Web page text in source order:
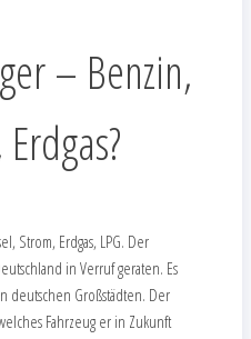
– Benzin,
Strom, Erdgas, LPG. Der
in Verruf geraten. Es
deutschen Großstädten. Der
Fahrzeug er in Zukunft